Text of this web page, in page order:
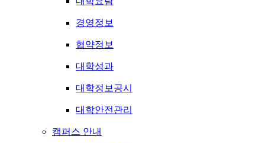
경영정보
협약정보
대학성과
대학정보공시
대학안전관리
캠퍼스 안내